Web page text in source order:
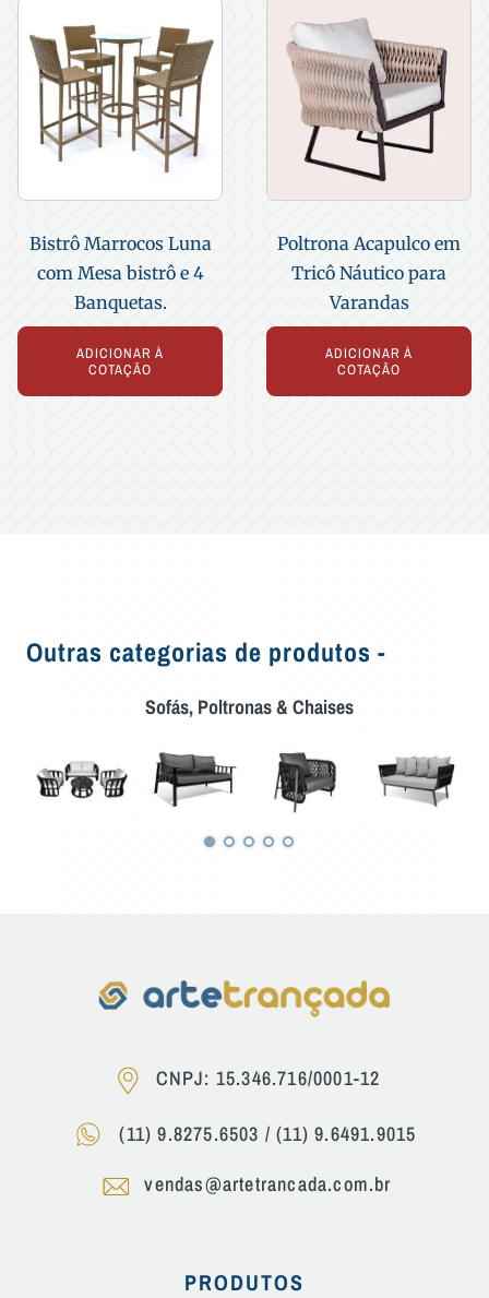
Bistrô Marrocos Luna
com Mesa bistrô e 4
Banquetas.
ADICIONAR À
COTAÇÃO
Poltrona Acapulco em
Tricô Náutico para
Varandas
ADICIONAR À
COTAÇÃO
Outras categorias de produtos -
Sofás, Poltronas & Chaises
CNPJ: 15.346.716/0001-12
(11) 9.8275.6503 /(11) 9.6491.9015
vendas@artetrancada.com.br
PRODUTOS